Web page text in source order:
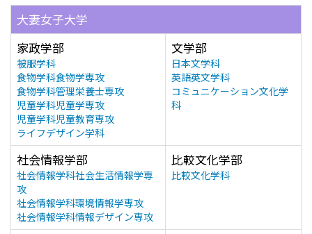
大妻女子大学
家政学部
被服学科
食物学科食物学専攻
食物学科管理栄養士専攻
児童学科児童学専攻
児童学科児童教育専攻
ライフデザイン学科
文学部
日本文学科
英語英文学科
コミュニケーション文化学
科
社会情報学部
社会情報学科社会生活情報学専
攻
社会情報学科環境情報学専攻
社会情報学科情報デザイン専攻
比較文化学部
比較文化学科